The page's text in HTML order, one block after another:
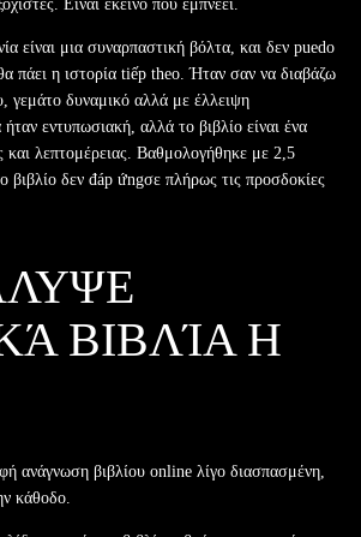
Είναι εκείνο που εμπνέει.
είναι μια συναρπαστική βόλτα, και δεν puedo
πάει η ιστορία tiếp theo. Ήταν σαν να διαβάζω
γεμάτο δυναμικό αλλά με έλλειψη
εντυπωσιακή, αλλά το βιβλίο είναι ένα
λεπτομέρειας. Βαθμολογήθηκε με 2,5
βιβλίο δεν đáp ứngσε πλήρως τις προσδοκίες
ΒΙΒΛΊΑ Η
ανάγνωση βιβλίου online λίγο διασπασμένη,
κάθοδο.